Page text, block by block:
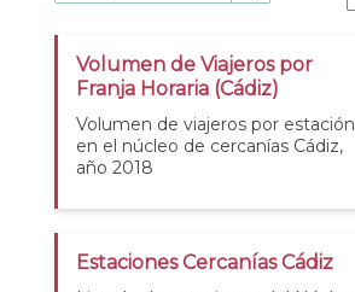
Volumen de Viajeros por
Franja Horaria (Cádiz)
Volumen de viajeros por estación
en el núcleo de cercanías Cádiz,
año 2018
Estaciones Cercanías Cádiz